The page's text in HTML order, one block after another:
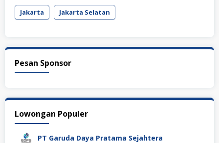
Jakarta Jakarta Selatan
Pesan Sponsor
Lowongan Populer
PT Garuda Daya Pratama Sejahtera